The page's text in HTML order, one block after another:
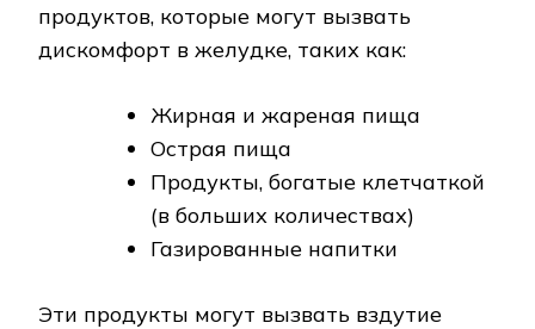
продуктов, которые могут вызвать
дискомфорт в желудке, таких как:
Жирная и жареная пища
Острая пища
Продукты, богатые клетчаткой
(в больших количествах)
Газированные напитки
Эти продукты могут вызвать вздутие